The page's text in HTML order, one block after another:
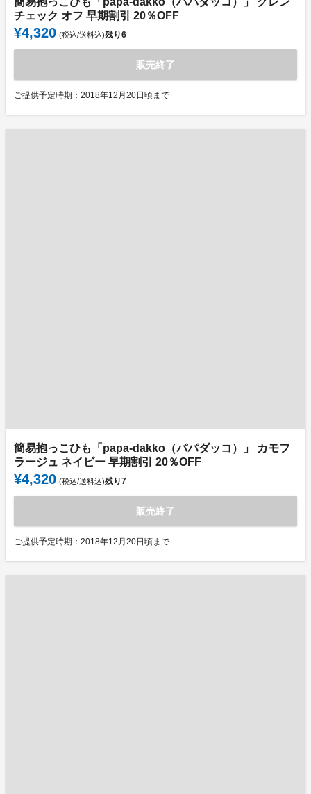
チェック オフ 早期割引 20％OFF
¥4,320 (税込/送料込)残り6
販売終了
ご提供予定時期：2018年12月20日頃まで
簡易抱っこひも「papa-dakko（パパダッコ）」 カモフ
ラージュ ネイビー 早期割引 20％OFF
¥4,320 (税込/送料込)残り7
販売終了
ご提供予定時期：2018年12月20日頃まで